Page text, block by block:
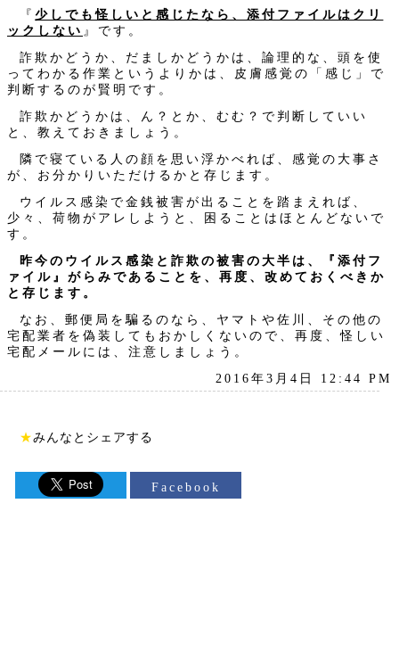
『少しでも怪しいと感じたなら、添付ファイルはクリ
ックしない 』です。
詐欺かどうか、だましかどうかは、論理的な、頭を使
ってわかる作業というよりかは、皮膚感覚の「感じ」で
判断するのが賢明です。
詐欺かどうかは、ん？とか、むむ？で判断していい
と、教えておきましょう。
隣で寝ている人の顔を思い浮かべれば、感覚の大事さ
が、お分かりいただけるかと存じます。
ウイルス感染で金銭被害が出ることを踏まえれば、
少々、荷物がアレしようと、困ることはほとんどないで
す。
昨今のウイルス感染と詐欺の被害の大半は、『添付フ
ァイル』がらみであることを、再度、改めておくべきか
と存じます。
なお、郵便局を騙るのなら、ヤマトや佐川、その他の
宅配業者を偽装してもおかしくないので、再度、怪しい
宅配メールには、注意しましょう。
2016年3月4日 12:44 PM
★みんなとシェアする
Facebook